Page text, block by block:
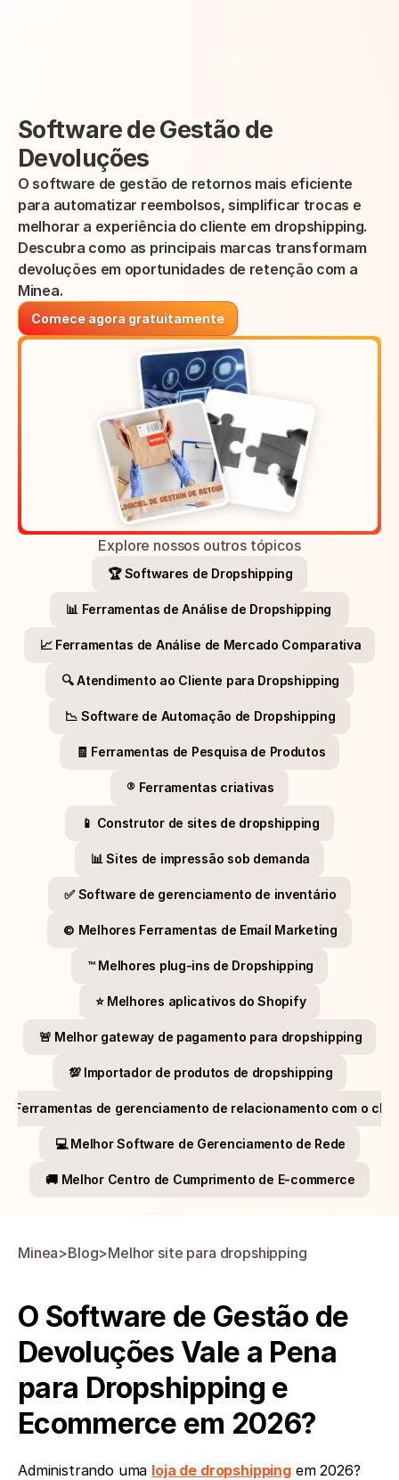
Software de Gestão de
Devoluções
O software de gestão de retornos mais eficiente
para automatizar reembolsos, simplificar trocas e
melhorar a experiência do cliente em dropshipping.
Descubra como as principais marcas transformam
devoluções em oportunidades de retenção com a
Minea.
Comece agora gratuitamente
Explore nossos outros tópicos
🏆 Softwares de Dropshipping
📊 Ferramentas de Análise de Dropshipping
📈 Ferramentas de Análise de Mercado Comparativa
🔍 Atendimento ao Cliente para Dropshipping
📉 Software de Automação de Dropshipping
🧾 Ferramentas de Pesquisa de Produtos
®️ Ferramentas criativas
📱 Construtor de sites de dropshipping
📊 Sites de impressão sob demanda
✅ Software de gerenciamento de inventário
©️ Melhores Ferramentas de Email Marketing
™️ Melhores plug-ins de Dropshipping
⭐​ Melhores aplicativos do Shopify
🚨 Melhor gateway de pagamento para dropshipping
💯​ Importador de produtos de dropshipping
Ferramentas de gerenciamento de relacionamento com o
💻 Melhor Software de Gerenciamento de Rede
🚚​ Melhor Centro de Cumprimento de E-commerce
Minea>Blog>Melhor site para dropshipping
O Software de Gestão de
Devoluções Vale a Pena
para Dropshipping e
Ecommerce em 2026?
Administrando uma loja de dropshipping em 2026?